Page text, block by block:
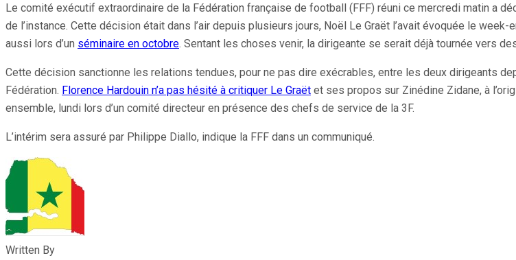
Le comité exécutif extraordinaire de la Fédération française de football (FFF) réuni ce mercredi matin a
de l’instance. Cette décision était dans l’air depuis plusieurs jours, Noël Le Graët l’avait évoquée le
aussi lors d’un séminaire en octobre. Sentant les choses venir, la dirigeante se serait déjà tournée vers
Cette décision sanctionne les relations tendues, pour ne pas dire exécrables, entre les deux dirigeants
Fédération. Florence Hardouin n’a pas hésité à critiquer Le Graët et ses propos sur Zinédine Zidane, à
ensemble, lundi lors d’un comité directeur en présence des chefs de service de la 3F.
L’intérim sera assuré par Philippe Diallo, indique la FFF dans un communiqué.
Written By